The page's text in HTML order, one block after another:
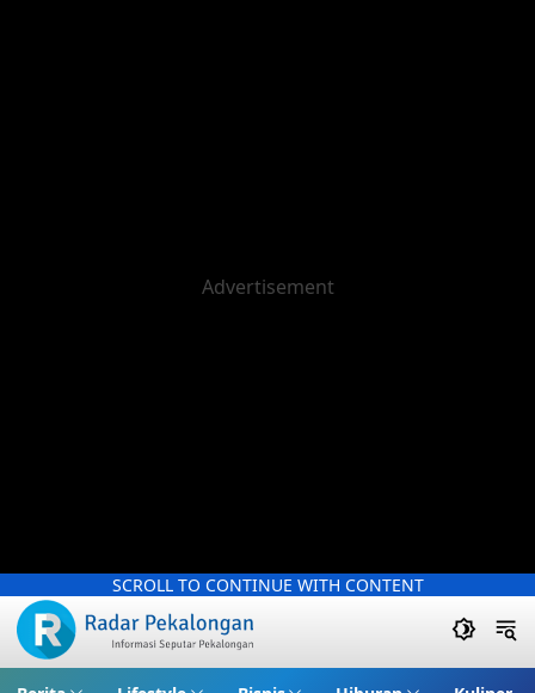
SCROLL TO CONTINUE WITH CONTENT